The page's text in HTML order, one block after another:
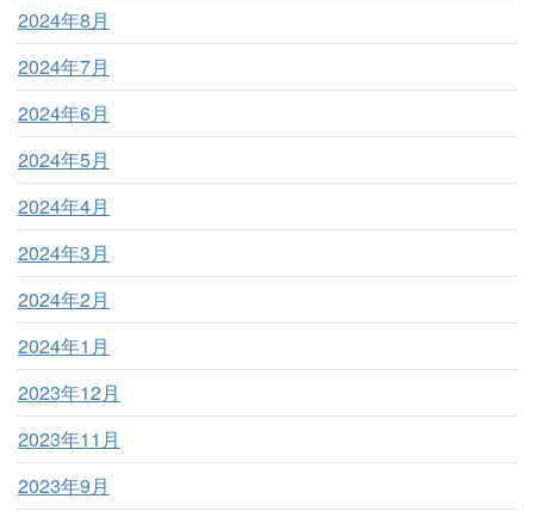
2024年8月
2024年7月
2024年6月
2024年5月
2024年4月
2024年3月
2024年2月
2024年1月
2023年12月
2023年11月
2023年9月